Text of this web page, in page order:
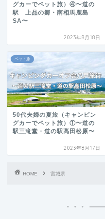
グカーでペット旅）④〜道の
駅 上品の郷・南相馬鹿島
SA〜
2023年8月18日
ペット旅
50代夫婦の夏旅（キャンピン
グカーでペット旅）①〜道の
駅三滝堂・道の駅高田松原〜
2023年8月17日
HOME 宮城県